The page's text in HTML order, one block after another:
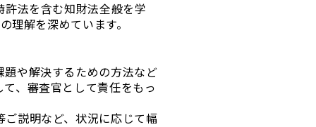
法を含む知財法全般を学
解を深めています。
や解決するための方法など
、審査官として責任をもっ
説明など、状況に応じて幅